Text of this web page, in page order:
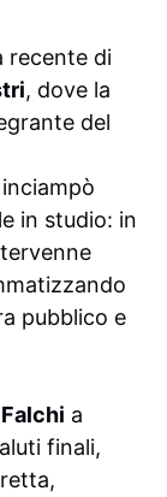
recente di
, dove la
del
in studio: in
pubblico e
a
finali,